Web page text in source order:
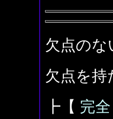
欠点のな
欠点を持
┣【 完